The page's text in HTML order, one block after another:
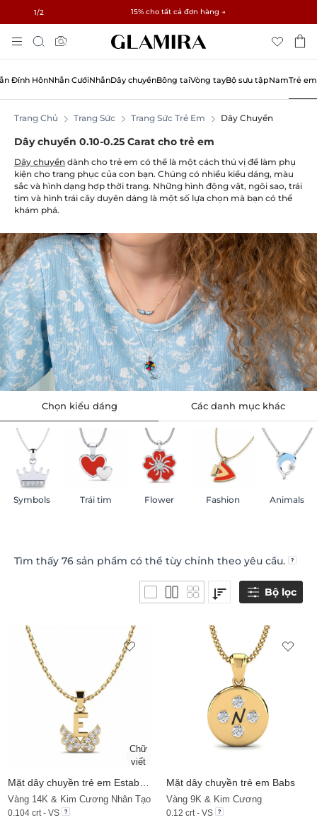
1/2 15% cho tất cả đơn hàng →
✓ Hoàn trả trong 60 ngày ✓ Miễn phí thay đổi kích thước
Đến
Nội
Tìm
Đính HônNhẫn CướiNhẫnDây chuyềnBông taiVòng tayBộ sưu tậpNamTrẻ em
Trang Chủ Trang Sức Trang Sức Trẻ Em Dây Chuyền
Dây chuyền 0.10-0.25 Carat cho trẻ em
Dây chuyền dành cho trẻ em có thể là một cách thú vị để làm phụ
kiện cho trang phục của con bạn. Chúng có nhiều kiểu dáng, màu
sắc và hình dạng hợp thời trang. Những hình động vật, ngôi sao, trái
tim và hình trái cây duyên dáng là một số lựa chọn mà bạn có thể
khám phá.
Chọn kiểu dáng
Symbols Trái tim Flower Fashion Animals
Các danh mục khác
Tìm thấy 76 sản phẩm có thể tùy chỉnh theo yêu cầu.
Bộ lọc
Vàng 14K & Kim Cương Nhân Tạo
0.104 crt - VS
Mặt dây chuyền trẻ em Babs
Vàng 9K & Kim Cương
0.12 crt - VS